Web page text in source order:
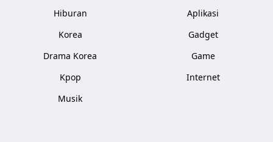
Hiburan
Korea
Drama Korea
Kpop
Musik
Aplikasi
Gadget
Game
Internet